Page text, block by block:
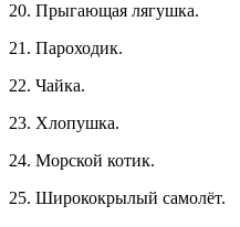
20. Прыгающая лягушка.
21. Пароходик.
22. Чайка.
23. Хлопушка.
24. Морской котик.
25. Ширококрылый самолёт.